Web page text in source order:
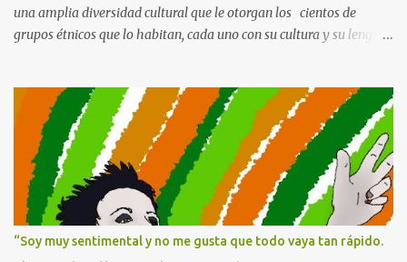
una amplia diversidad cultural que le otorgan los cientos de
grupos étnicos que lo habitan, cada uno con su cultura y su lengua.
Nacionales catalogados como Patrimonio de la Humanidad . Y, sin
embargo, por lo que es más conocida en Occidente es por los
recursos minerales que se esconden bajo su suelo. En el Este tiene
minas de cobalto, cobre, oro, diamantes, estaño, del hoy tan
preciado coltán... y como la codicia humana no tiene límites está
en guerra desde 1996. La producción del 85% de todas estas minas
está en manos extranjeras, así que a pesar de ser uno de los países
con más recursos, la mayoría de su población vive en extrema
“Soy muy sentimental y no me gusta que todo vaya tan rápido.